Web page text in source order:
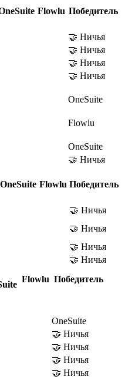
Flowlu Победитель
🤝 Ничья
🤝 Ничья
🤝 Ничья
🤝 Ничья
OneSuite
Flowlu
OneSuite
🤝 Ничья
OneSuite Flowlu Победитель
🤝 Ничья
🤝 Ничья
🤝 Ничья
🤝 Ничья
Flowlu Победитель
OneSuite
🤝 Ничья
🤝 Ничья
🤝 Ничья
🤝 Ничья